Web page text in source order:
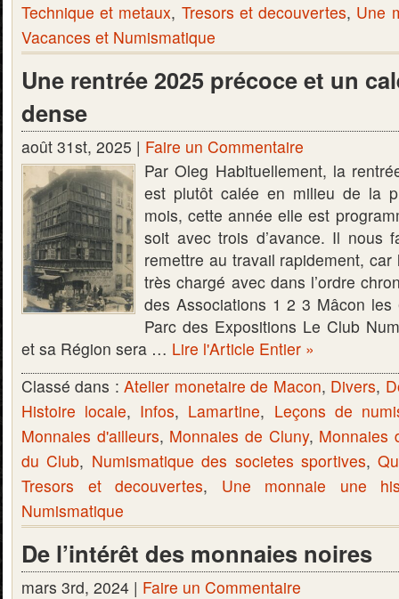
Technique et metaux, Tresors et decouvertes, Une
Vacances et Numismatique
Une rentrée 2025 précoce et un
dense
août 31st, 2025 | Faire un Commentaire
Par Oleg Habituellement, la
est plutôt calée en milieu de la
mois, cette année elle est
soit avec trois d’avance. Il nous
remettre au travail rapidement,
très chargé avec dans l’ordre
des Associations 1 2 3 Mâcon
Parc des Expositions Le Club
et sa Région sera … Lire l'Article Entier »
Classé dans :Atelier monetaire de Macon, Divers,
Histoire locale, Infos, Lamartine, Leçons de
Monnaies d'ailleurs, Monnaies de Cluny, Monnaies
du Club, Numismatique des societes sportives,
Tresors et decouvertes, Une monnaie une
Numismatique
De l’intérêt des monnaies noires
mars 3rd, 2024 | Faire un Commentaire